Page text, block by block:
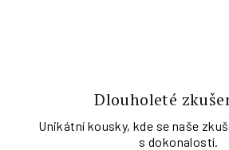
Dlouholeté
Unikátní kousky, kde se naše
s dokonalostí.